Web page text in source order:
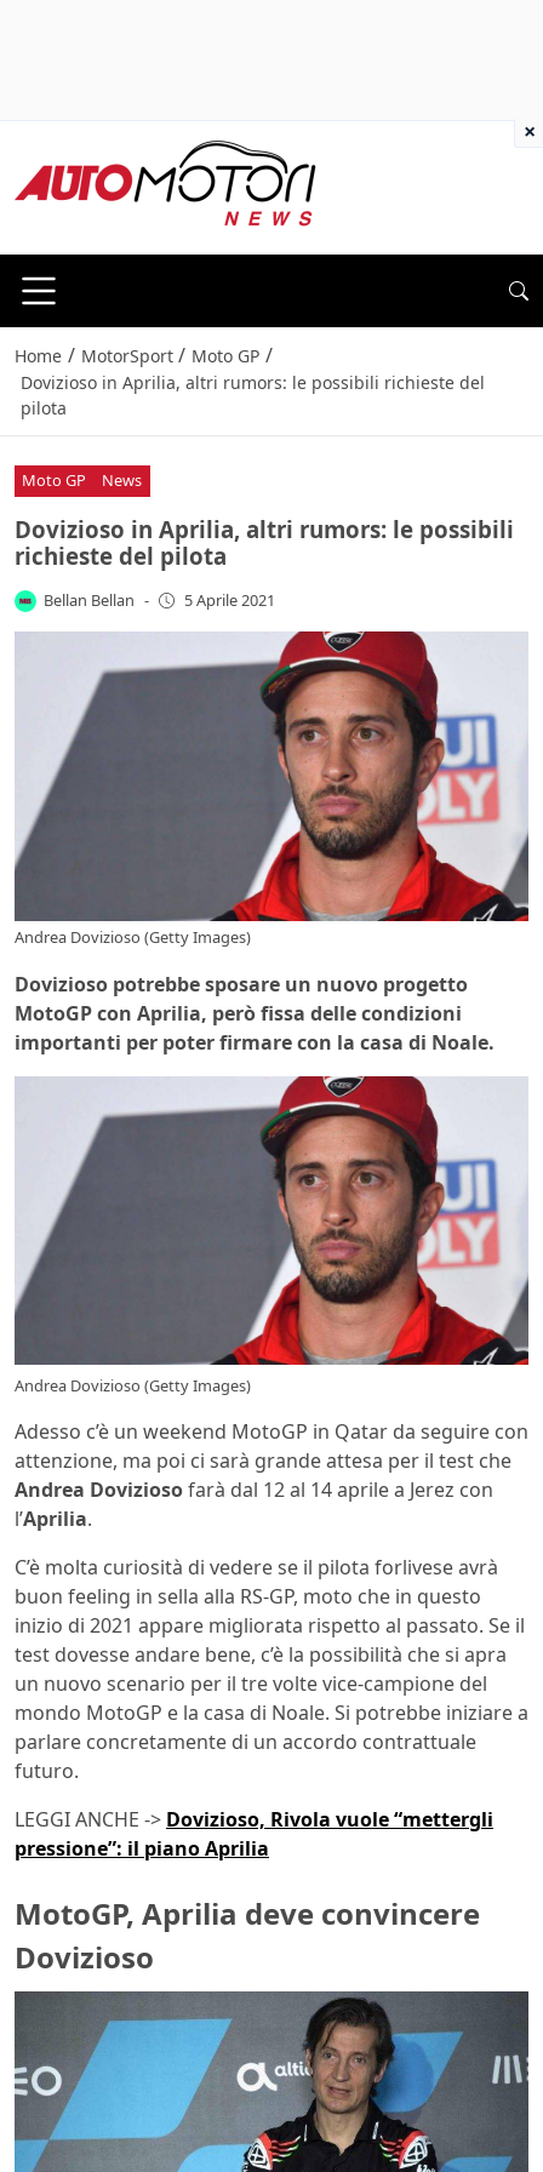
Home / MotorSport / Moto GP /
Dovizioso in Aprilia, altri rumors: le possibili richieste del
pilota
Moto GP News
Dovizioso in Aprilia, altri rumors: le possibili
richieste del pilota
Bellan Bellan - 5 Aprile 2021
Andrea Dovizioso (Getty Images)
Dovizioso potrebbe sposare un nuovo progetto
MotoGP con Aprilia, però fissa delle condizioni
importanti per poter firmare con la casa di Noale.
Andrea Dovizioso (Getty Images)
Adesso c’è un weekend MotoGP in Qatar da seguire con
attenzione, ma poi ci sarà grande attesa per il test che
Andrea Doviziosofarà dal 12 al 14 aprile a Jerez con
l’Aprilia.
C’è molta curiosità di vedere se il pilota forlivese avrà
buon feeling in sella alla RS-GP, moto che in questo
inizio di 2021 appare migliorata rispetto al passato. Se il
test dovesse andare bene, c’è la possibilità che si apra
un nuovo scenario per il tre volte vice-campione del
mondo MotoGP e la casa di Noale. Si potrebbe iniziare a
parlare concretamente di un accordo contrattuale
futuro.
LEGGI ANCHE -> Dovizioso, Rivola vuole “mettergli
pressione”: il piano Aprilia
MotoGP, Aprilia deve convincere
Dovizioso
×